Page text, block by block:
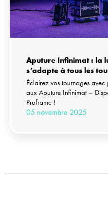
Aputure Infinimat : la
s’adapte à tous les
Éclairez vos tournages
aux Aputure Infinimat –
Proframe !
05 novembre 2025